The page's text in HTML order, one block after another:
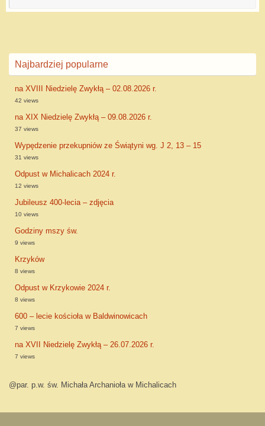
Najbardziej popularne
na XVIII Niedzielę Zwykłą – 02.08.2026 r.
42 views
na XIX Niedzielę Zwykłą – 09.08.2026 r.
37 views
Wypędzenie przekupniów ze Świątyni wg. J 2, 13 – 15
31 views
Odpust w Michalicach 2024 r.
12 views
Jubileusz 400-lecia – zdjęcia
10 views
Godziny mszy św.
9 views
Krzyków
8 views
Odpust w Krzykowie 2024 r.
8 views
600 – lecie kościoła w Baldwinowicach
7 views
na XVII Niedzielę Zwykłą – 26.07.2026 r.
7 views
@par. p.w. św. Michała Archanioła w Michalicach